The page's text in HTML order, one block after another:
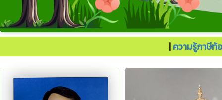
|ความรู้ภาษีท้
ประเทศไทยต้องไปต่อ.